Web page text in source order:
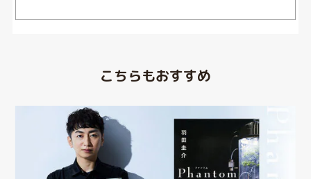
こちらもおすすめ